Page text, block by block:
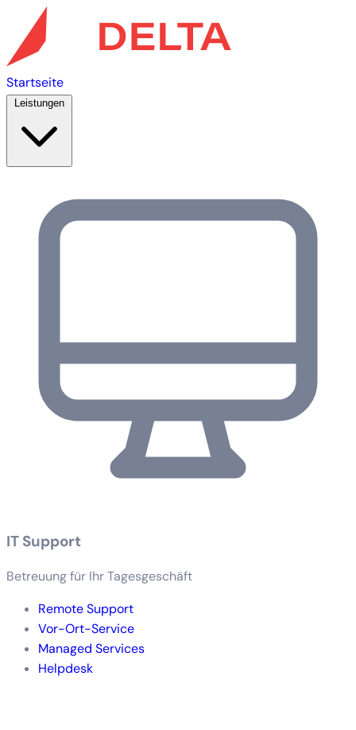
Startseite
IT Support
Betreuung für Ihr Tagesgeschäft
Remote Support
Vor-Ort-Service
Managed Services
Helpdesk